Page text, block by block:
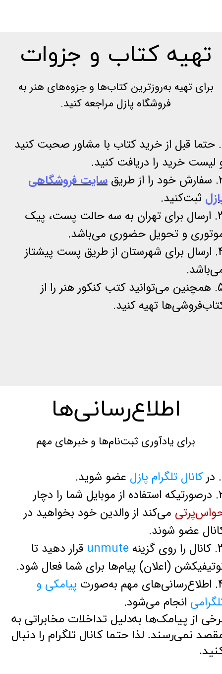
برای تهیه به‌روزترین کتاب‌ها و جزوه‌های هنر به
فروشگاه پازل مراجعه کنید.
تهیه کتاب و جزوات
1. حتما قبل از خرید کتاب با مشاور صحبت کنید
لیست خرید را دریافت کنید.
طریق
سایت فروشگاهی
ثبت‌کنید.
3. ارسال برای تهران به سه حالت پست، پیک
و تحویل حضوری می‌باشد.
4. ارسال برای شهرستان از طریق پست پیشتاز
5. همچنین می‌توانید کتب کنکور هنر را از
تهیه کنید.
برای یادآوری ثبت‌نام‌ها و خبرهای مهم
اطلاع‌رسانی‌ها
کانال تلگرام پازل عضو شوید.
شما را دچار
می‌کند از والدین خود بخواهید در
عضو شوند.
گزینه
unmute قرار دهید تا
(اعلان) پیام‌ها برای شما فعال شود.
به‌صورت
پیامکی و
انجام می‌شود.
از پیامک‌ها به‌دلیل تداخلات مخابراتی به
نمی‌رسند. لذا حتما کانال تلگرام را دنبال